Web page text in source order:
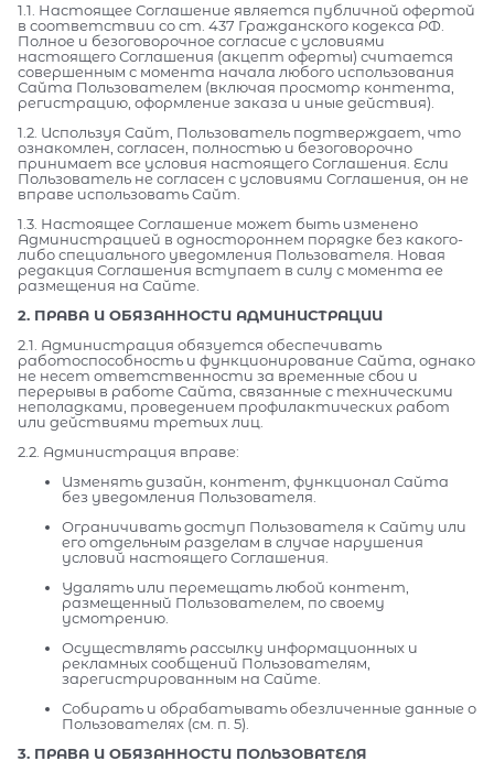
1.1. Настоящее Соглашение является публичной офертой
в соответствии со ст. 437 Гражданского кодекса РФ.
Полное и безоговорочное согласие с условиями
настоящего Соглашения (акцепт оферты) считается
совершенным с момента начала любого использования
Сайта Пользователем (включая просмотр контента,
регистрацию, оформление заказа и иные действия).
1.2. Используя Сайт, Пользователь подтверждает, что
ознакомлен, согласен, полностью и безоговорочно
принимает все условия настоящего Соглашения. Если
Пользователь не согласен с условиями Соглашения, он не
вправе использовать Сайт.
1.3. Настоящее Соглашение может быть изменено
Администрацией в одностороннем порядке без какого-
либо специального уведомления Пользователя. Новая
редакция Соглашения вступает в силу с момента ее
размещения на Сайте.
2. ПРАВА И ОБЯЗАННОСТИ АДМИНИСТРАЦИИ
2.1. Администрация обязуется обеспечивать
работоспособность и функционирование Сайта, однако
не несет ответственности за временные сбои и
перерывы в работе Сайта, связанные с техническими
неполадками, проведением профилактических работ
или действиями третьих лиц.
2.2. Администрация вправе:
Изменять дизайн, контент, функционал Сайта
без уведомления Пользователя.
Ограничивать доступ Пользователя к Сайту или
его отдельным разделам в случае нарушения
условий настоящего Соглашения.
Удалять или перемещать любой контент,
размещенный Пользователем, по своему
усмотрению.
Осуществлять рассылку информационных и
рекламных сообщений Пользователям,
зарегистрированным на Сайте.
Собирать и обрабатывать обезличенные данные о
Пользователях (см. п. 5).
3. ПРАВА И ОБЯЗАННОСТИ ПОЛЬЗОВАТЕЛЯ